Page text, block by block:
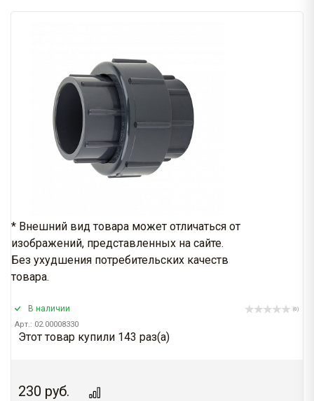
* Внешний вид товара может отличаться от
изображений, представленных на сайте.
Без ухудшения потребительских качеств
товара.
В наличии
Арт.: 02.00008330
(0)
Этот товар купили 143 раз(a)
230 руб.